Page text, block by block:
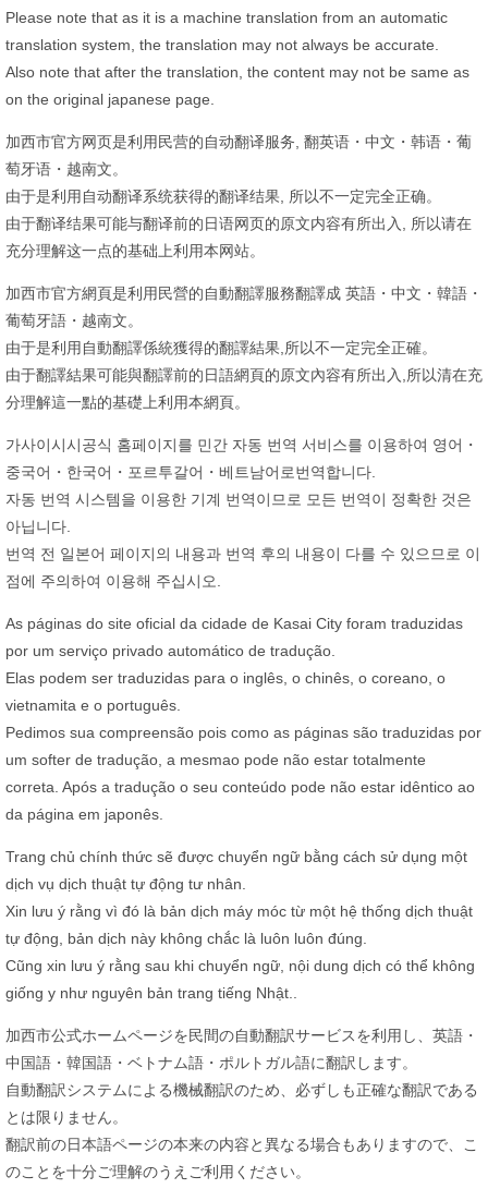
Please note that as it is a machine translation from an automatic
translation system, the translation may not always be accurate.
Also note that after the translation, the content may not be same as
on the original japanese page.
加西市官方网页是利用民营的自动翻译服务, 翻英语・中文・韩语・葡
萄牙语・越南文。
由于是利用自动翻译系统获得的翻译结果, 所以不一定完全正确。
由于翻译结果可能与翻译前的日语网页的原文内容有所出入, 所以请在
充分理解这一点的基础上利用本网站。
加西市官方網頁是利用民營的自動翻譯服務翻譯成 英語・中文・韓語・
葡萄牙語・越南文。
由于是利用自動翻譯係統獲得的翻譯結果,所以不一定完全正確。
由于翻譯結果可能與翻譯前的日語網頁的原文內容有所出入,所以清在充
分理解這一點的基礎上利用本網頁。
가사이시시공식 홈페이지를 민간 자동 번역 서비스를 이용하여 영어・
중국어・한국어・포르투갈어・베트남어로번역합니다.
자동 번역 시스템을 이용한 기계 번역이므로 모든 번역이 정확한 것은
아닙니다.
번역 전 일본어 페이지의 내용과 번역 후의 내용이 다를 수 있으므로 이
점에 주의하여 이용해 주십시오.
As páginas do site oficial da cidade de Kasai City foram traduzidas
por um serviço privado automático de tradução.
Elas podem ser traduzidas para o inglês, o chinês, o coreano, o
vietnamita e o português.
Pedimos sua compreensão pois como as páginas são traduzidas por
um softer de tradução, a mesmao pode não estar totalmente
correta. Após a tradução o seu conteúdo pode não estar idêntico ao
da página em japonês.
Trang chủ chính thức sẽ được chuyển ngữ bằng cách sử dụng một
dịch vụ dịch thuật tự động tư nhân.
Xin lưu ý rằng vì đó là bản dịch máy móc từ một hệ thống dịch thuật
tự động, bản dịch này không chắc là luôn luôn đúng.
Cũng xin lưu ý rằng sau khi chuyển ngữ, nội dung dịch có thể không
giống y như nguyên bản trang tiếng Nhật..
加西市公式ホームページを民間の自動翻訳サービスを利用し、英語・
中国語・韓国語・ベトナム語・ポルトガル語に翻訳します。
自動翻訳システムによる機械翻訳のため、必ずしも正確な翻訳である
とは限りません。
翻訳前の日本語ページの本来の内容と異なる場合もありますので、こ
のことを十分ご理解のうえご利用ください。